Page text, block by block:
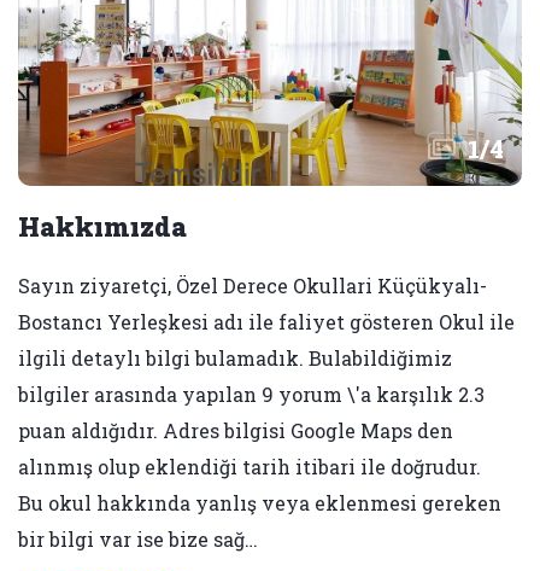
1/4
Hakkımızda
Sayın ziyaretçi, Özel Derece Okullari Küçükyalı-
Bostancı Yerleşkesi adı ile faliyet gösteren Okul ile
ilgili detaylı bilgi bulamadık. Bulabildiğimiz
bilgiler arasında yapılan 9 yorum \'a karşılık 2.3
puan aldığıdır. Adres bilgisi Google Maps den
alınmış olup eklendiği tarih itibari ile doğrudur.
Bu okul hakkında yanlış veya eklenmesi gereken
bir bilgi var ise bize sağ…